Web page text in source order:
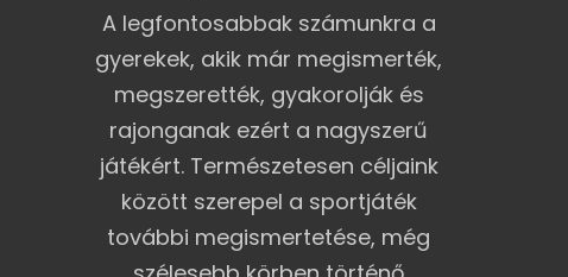
A legfontosabbak számunkra a
gyerekek, akik már megismerték,
megszerették, gyakorolják és
rajonganak ezért a nagyszerű
játékért. Természetesen céljaink
között szerepel a sportjáték
további megismertetése, még